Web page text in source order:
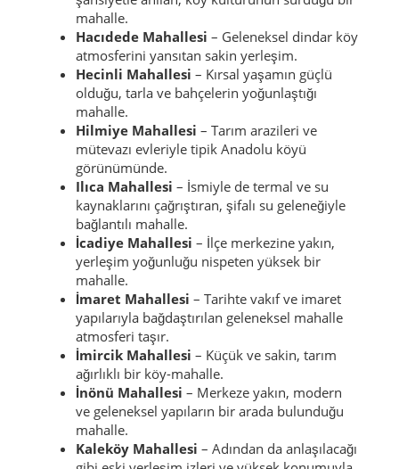
mahalle.
Hacıdede Mahallesi – Geleneksel dindar köy
atmosferini yansıtan sakin yerleşim.
Hecinli Mahallesi – Kırsal yaşamın güçlü
olduğu, tarla ve bahçelerin yoğunlaştığı
mahalle.
Hilmiye Mahallesi – Tarım arazileri ve
mütevazı evleriyle tipik Anadolu köyü
görünümünde.
Ilıca Mahallesi – İsmiyle de termal ve su
kaynaklarını çağrıştıran, şifalı su geleneğiyle
bağlantılı mahalle.
İcadiye Mahallesi – İlçe merkezine yakın,
yerleşim yoğunluğu nispeten yüksek bir
mahalle.
İmaret Mahallesi – Tarihte vakıf ve imaret
yapılarıyla bağdaştırılan geleneksel mahalle
atmosferi taşır.
İmircik Mahallesi – Küçük ve sakin, tarım
ağırlıklı bir köy-mahalle.
İnönü Mahallesi – Merkeze yakın, modern
ve geleneksel yapıların bir arada bulunduğu
mahalle.
Kaleköy Mahallesi – Adından da anlaşılacağı